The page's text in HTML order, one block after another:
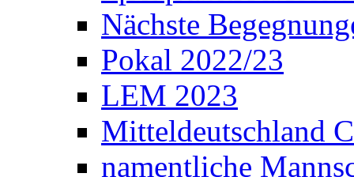
Nächste
Pokal 2022/23
LEM 2023
Mitteldeutschland
namentliche